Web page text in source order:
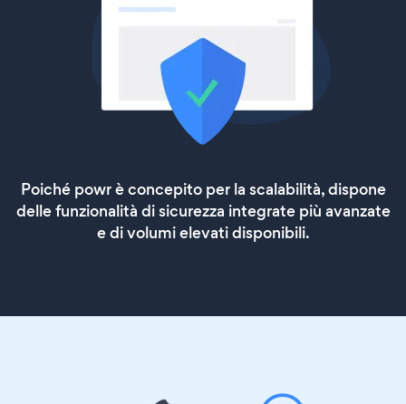
Poiché powr è concepito per la scalabilità, dispone
delle funzionalità di sicurezza integrate più avanzate
e di volumi elevati disponibili.